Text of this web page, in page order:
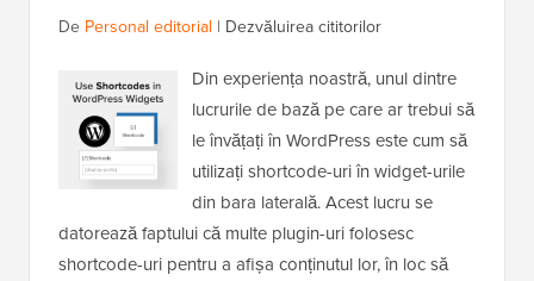
De Personal editorial | Dezvăluirea cititorilor
Din experiența noastră, unul dintre
lucrurile de bază pe care ar trebui să
le învățați în WordPress este cum să
utilizați shortcode-uri în widget-urile
din bara laterală. Acest lucru se
datorează faptului că multe plugin-uri folosesc
shortcode-uri pentru a afișa conținutul lor, în loc să